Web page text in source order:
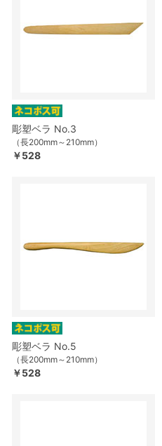
彫塑ベラ No.3
（長200mm～210mm）
￥528
彫塑ベラ No.5
（長200mm～210mm）
￥528